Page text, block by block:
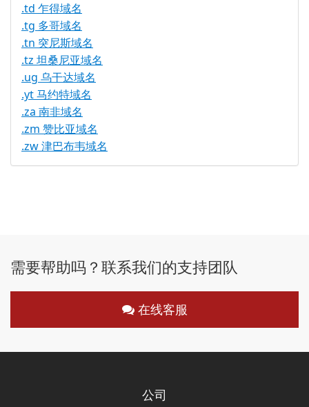
.td 乍得域名
.tg 多哥域名
.tn 突尼斯域名
.tz 坦桑尼亚域名
.ug 乌干达域名
.yt 马约特域名
.za 南非域名
.zm 赞比亚域名
.zw 津巴布韦域名
需要帮助吗？联系我们的支持团队
在线客服
公司